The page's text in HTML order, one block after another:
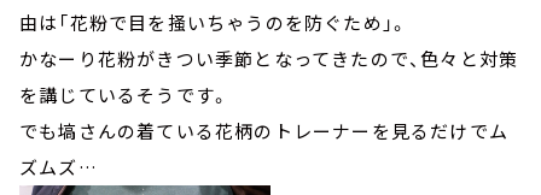
由は「花粉で目を掻いちゃうのを防ぐため」。
かなーり花粉がきつい季節となってきたので、色々と対策
を講じているそうです。
でも塙さんの着ている花柄のトレーナーを見るだけでム
ズムズ…